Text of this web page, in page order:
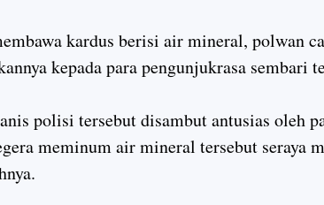
kardus berisi air mineral, polwan
kepada para pengunjukrasa sembari
polisi tersebut disambut antusias oleh
meminum air mineral tersebut seraya